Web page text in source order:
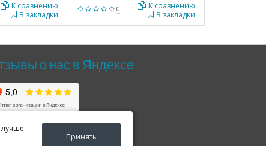
лучше.
Принять
В закладки
К сравнению 0
В закладки
К сравнению
о нас в Яндексе